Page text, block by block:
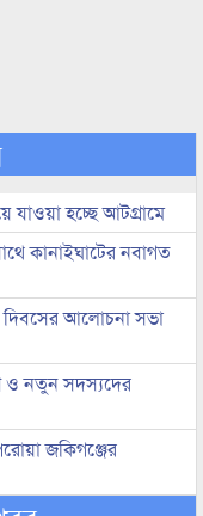
হচ্ছে আটগ্রামে
কানাইঘাটের নবাগত
দিবসের আলোচনা সভা
ও নতুন সদস্যদের
জকিগঞ্জের